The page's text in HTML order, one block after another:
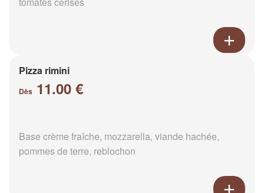
Pizza rimini
Dès 11.00 €
Base crème fraîche, mozzarella, viande hachée,
pommes de terre, reblochon